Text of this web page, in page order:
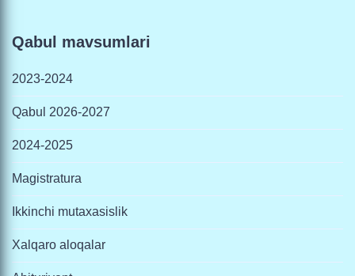
Qabul mavsumlari
2023-2024
Qabul 2026-2027
2024-2025
Magistratura
Ikkinchi mutaxasislik
Xalqaro aloqalar